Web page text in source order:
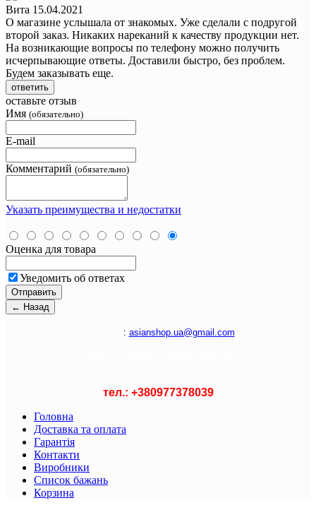
Вита 15.04.2021
О магазине услышала от знакомых. Уже сделали с подругой
второй заказ. Никаких нареканий к качеству продукции нет.
На возникающие вопросы по телефону можно получить
исчерпывающие ответы. Доставили быстро, без проблем.
Будем заказывать еще.
ответить
оставьте отзыв
Имя (обязательно)
E-mail
Комментарий (обязательно)
Указать преимущества и недостатки
Оценка для товара
Уведомить об ответах
: asianshop.ua@gmail.com
тел.: +380977378039
Головна
Доставка та оплата
Гарантія
Контакти
Виробники
Список бажань
Корзина